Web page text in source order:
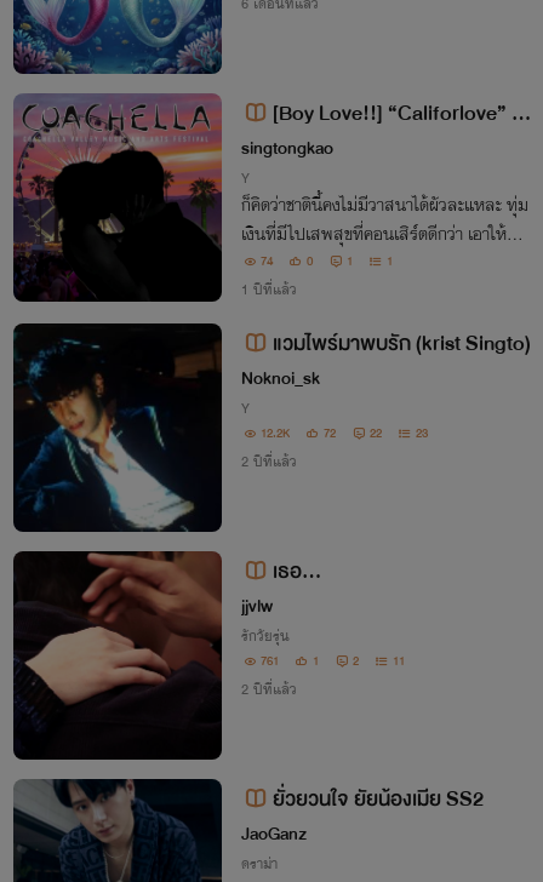
[Boy Love!!] “Califorlove” -
ใครจะไปคิดว่าการไปคอนเสิร์ตจะได้
ผัวอ่ะ!!
singtongkao
Y
ก็คิดว่าชาตินี้คงไม่มีวาสนาได้ผัวละแหละ ทุ่ม
เงินที่มีไปเสพสุขที่คอนเสิร์ตดีกว่า เอาให้มัน
สุดแล้วหยุดที่…
74 0 1 1
1 ปีที่แล้ว
แวมไพร์มาพบรัก (krist Singto)
Noknoi_sk
Y
12.2K 72 22 23
2 ปีที่แล้ว
เธอ...
jjvlw
รักวัยรุ่น
761 1 2 11
2 ปีที่แล้ว
ยั่วยวนใจ ยัยน้องเมีย SS2
JaoGanz
ดราม่า